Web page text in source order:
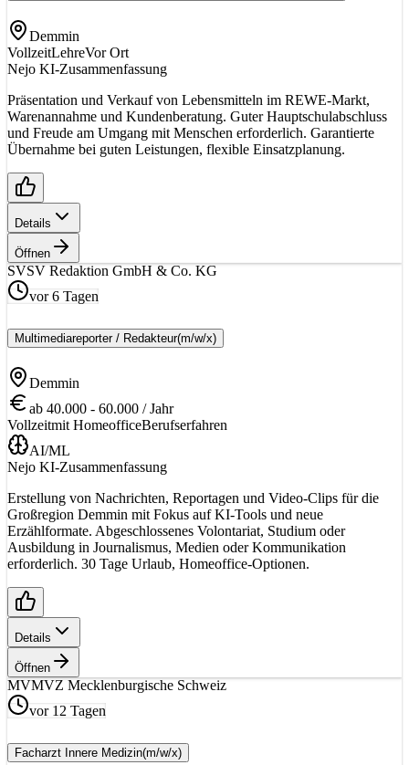
Demmin
VollzeitLehreVor Ort
Nejo KI-Zusammenfassung
Präsentation und Verkauf von Lebensmitteln im REWE-Markt,
Warenannahme und Kundenberatung. Guter Hauptschulabschluss
und Freude am Umgang mit Menschen erforderlich. Garantierte
Übernahme bei guten Leistungen, flexible Einsatzplanung.
Details
Öffnen
SVSV Redaktion GmbH & Co. KG
vor 6 Tagen
Multimediareporter / Redakteur(m/w/x)
Demmin
ab 40.000 - 60.000 / Jahr
Vollzeitmit HomeofficeBerufserfahren
AI/ML
Nejo KI-Zusammenfassung
Erstellung von Nachrichten, Reportagen und Video-Clips für die
Großregion Demmin mit Fokus auf KI-Tools und neue
Erzählformate. Abgeschlossenes Volontariat, Studium oder
Ausbildung in Journalismus, Medien oder Kommunikation
erforderlich. 30 Tage Urlaub, Homeoffice-Optionen.
Details
Öffnen
MVMVZ Mecklenburgische Schweiz
vor 12 Tagen
Facharzt Innere Medizin(m/w/x)